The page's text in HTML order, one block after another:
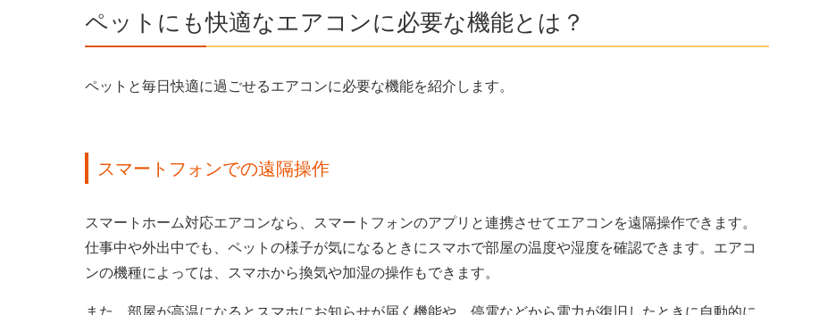
ペットにも快適なエアコンに必要な機能とは？
ペットと毎日快適に過ごせるエアコンに必要な機能を紹介します。
スマートフォンでの遠隔操作
スマートホーム対応エアコンなら、スマートフォンのアプリと連携させてエアコンを遠隔操作できます。
仕事中や外出中でも、ペットの様子が気になるときにスマホで部屋の温度や湿度を確認できます。エアコ
ンの機種によっては、スマホから換気や加湿の操作もできます。